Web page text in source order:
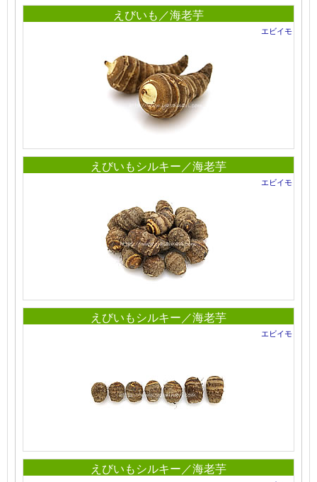
えびいも／海老芋
エビイモ
えびいもシルキー／海老芋
エビイモ
えびいもシルキー／海老芋
エビイモ
えびいもシルキー／海老芋